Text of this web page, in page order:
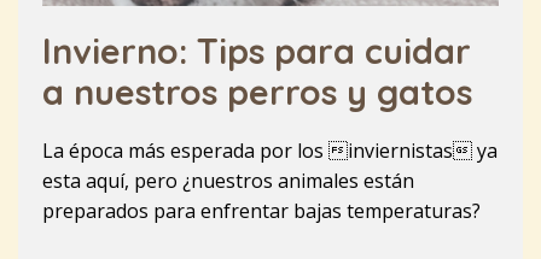
Invierno: Tips para cuidar
a nuestros perros y gatos
La época más esperada por los inviernistas ya
esta aquí, pero ¿nuestros animales están
preparados para enfrentar bajas temperaturas?